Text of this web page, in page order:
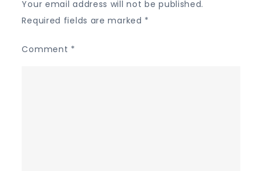
Your email address will not be published.
Required fields are marked *
Comment *